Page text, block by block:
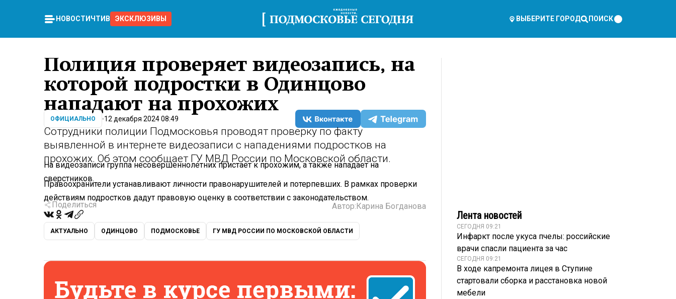
НОВОСТИ ЧТИВО ЭКСКЛЮЗИВЫ ВЫБЕРИТЕ ГОРОД ПОИСК
Полиция проверяет видеозапись, на
которой подростки в Одинцово
нападают на прохожих
ОФИЦИАЛЬНО 12 декабря 2024 08:49
Сотрудники полиции Подмосковья проводят проверку по факту
выявленной в интернете видеозаписи с нападениями подростков на
прохожих. Об этом сообщает ГУ МВД России по Московской области.
На видеозаписи группа несовершеннолетних пристает к прохожим, а также нападает на
сверстников.
Правоохранители устанавливают личности правонарушителей и потерпевших. В рамках проверки
действиям подростков дадут правовую оценку в соответствии с законодательством.
Поделиться Автор:Карина Богданова
АКТУАЛЬНО ОДИНЦОВО ПОДМОСКОВЬЕ ГУ МВД РОССИИ ПО МОСКОВСКОЙ ОБЛАСТИ
Лента новостей
СЕГОДНЯ 09:21
Инфаркт после укуса пчелы: российские
врачи спасли пациента за час
СЕГОДНЯ 09:21
В ходе капремонта лицея в Ступине
стартовали сборка и расстановка новой
мебели